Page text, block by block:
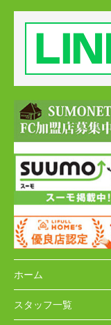
ホーム
スタッフ一覧